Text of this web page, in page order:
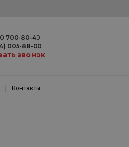
700-80-40
005-88-00
звонок
Контакты